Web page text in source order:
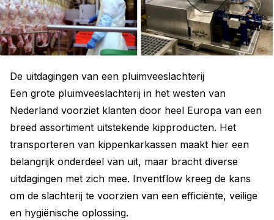
De uitdagingen van een pluimveeslachterij
Een grote pluimveeslachterij in het westen van
Nederland voorziet klanten door heel Europa van een
breed assortiment uitstekende kipproducten. Het
transporteren van kippenkarkassen maakt hier een
belangrijk onderdeel van uit, maar bracht diverse
uitdagingen met zich mee. Inventflow kreeg de kans
om de slachterij te voorzien van een efficiënte, veilige
en hygiënische oplossing.